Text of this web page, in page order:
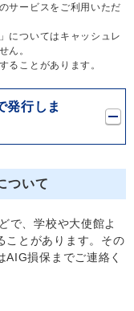
サービスをご利用いただ
についてはキャッシュレ
ん。
ることがあります。
発行しま
ついて
で、学校や大使館よ
ことがあります。その
損保までご連絡く